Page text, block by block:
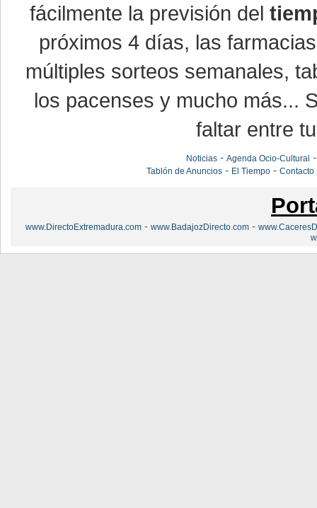
fácilmente la previsión del
próximos 4 días, las
múltiples sorteos semanales,
los pacenses y mucho más...
faltar entre
Noticias -Agenda Ocio-Cultural
Tablón de Anuncios - El Tiempo -Contacto
www.DirectoExtremadura.com - www.BadajozDirecto.com -